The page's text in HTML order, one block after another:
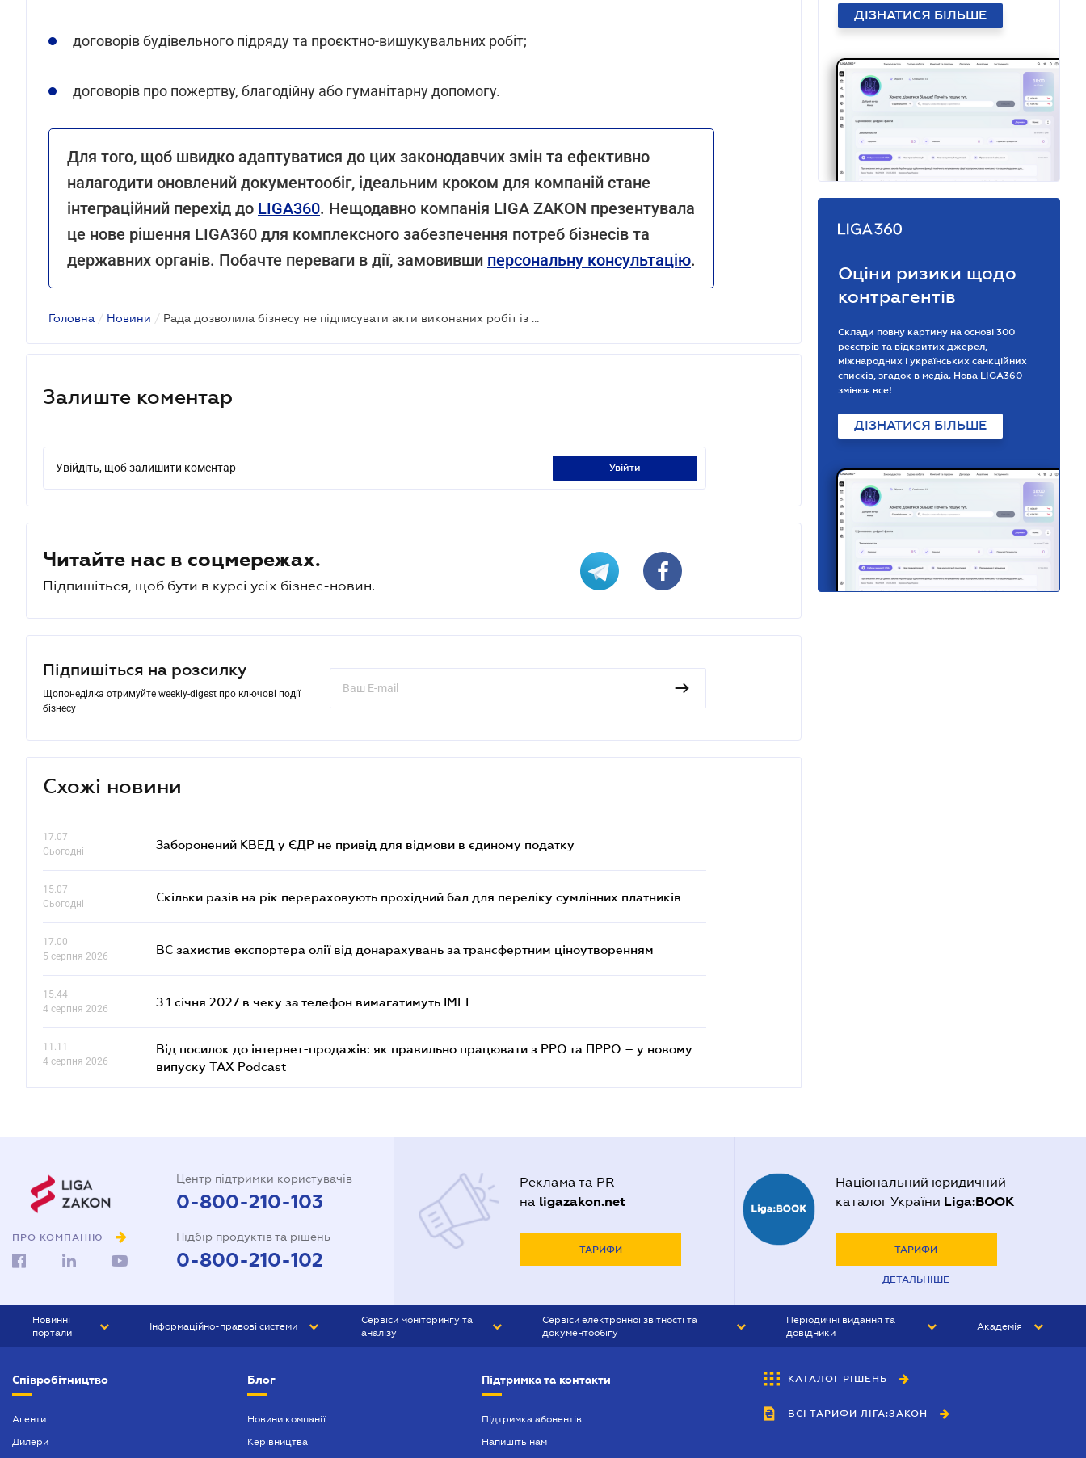
договорів будівельного підряду та проєктно-вишукувальних робіт;
договорів про пожертву, благодійну або гуманітарну допомогу.
Для того, щоб швидко адаптуватися до цих законодавчих змін та ефективно
налагодити оновлений документообіг, ідеальним кроком для компаній стане
інтеграційний перехід до LIGA360. Нещодавно компанія LIGA ZAKON презентувала
це нове рішення LIGA360 для комплексного забезпечення потреб бізнесів та
державних органів. Побачте переваги в дії, замовивши персональну консультацію.
Головна / Новини / Рада дозволила бізнесу не підписувати акти виконаних робіт із замовниками
Залиште коментар
Увійдіть, щоб залишити коментар увійти
Читайте нас в соцмережах.
Підпишіться, щоб бути в курсі усіх бізнес-новин.
Підпишіться на розсилку
Щопонеділка отримуйте weekly-digest про ключові події
бізнесу
Схожі новини
17.07
Сьогодні
Заборонений КВЕД у ЄДР не привід для відмови в єдиному податку
15.07
Сьогодні
Скільки разів на рік перераховують прохідний бал для переліку сумлінних платників
17.00
5 серпня 2026
ВС захистив експортера олії від донарахувань за трансфертним ціноутворенням
15.44
4 серпня 2026
З 1 січня 2027 в чеку за телефон вимагатимуть IMEI
11.11
4 серпня 2026
Від посилок до інтернет-продажів: як правильно працювати з РРО та ПРРО – у новому
випуску TAX Podcast
ДІЗНАТИСЯ БІЛЬШЕ
Оціни ризики щодо
контрагентів
Склади повну картину на основі 300
реєстрів та відкритих джерел,
міжнародних і українських санкційних
списків, згадок в медіа. Нова LIGA360
змінює все!
ДІЗНАТИСЯ БІЛЬШЕ
ПРО КОМПАНІЮ
Центр підтримки користувачів
0-800-210-103
Підбір продуктів та рішень
0-800-210-102
Реклама та PR
на ligazakon.net
ТАРИФИ
Національний юридичний
каталог України Liga:BOOK
ТАРИФИ
ДЕТАЛЬНІШЕ
Новинні
портали
БІЗНЕС
Інформаційно-правові системи
БУХГАЛТЕР ПРОФ
Сервіси моніторингу та
аналізу
Сервіси електронної звітності та
документообігу
Періодичні видання та
довідники
БУХГАЛТЕР&ЗАКОН
ВІСНИК МСФЗ
Академія
Співробітництво
Агенти
Дилери
Блог
Новини компанії
Керівництва
Підтримка та контакти
Підтримка абонентів
Напишіть нам
КАТАЛОГ РІШЕНЬ
ВСІ ТАРИФИ ЛІГА:ЗАКОН